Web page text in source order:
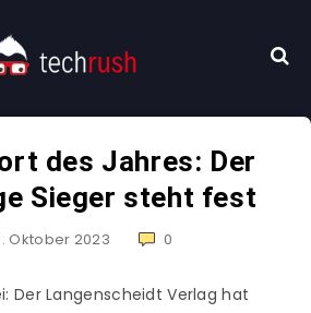
des Jahres: Der
Sieger steht fest
Oktober 2023 0
Der Langenscheidt Verlag hat